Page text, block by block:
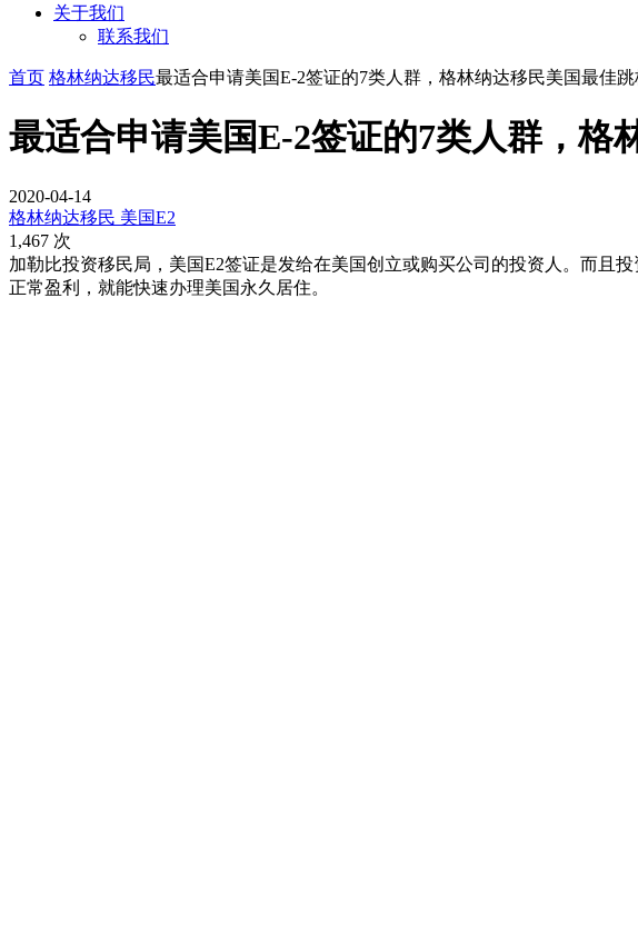
关于我们
联系我们
首页 格林纳达移民最适合申请美国E-2签证的7类人群，格林纳达移民美国最佳跳
最适合申请美国E-2签证的7类人群，格
2020-04-14
格林纳达移民 美国E2
1,467 次
加勒比投资移民局，美国E2签证是发给在美国创立或购买公司的投资人。而且
正常盈利，就能快速办理美国永久居住。